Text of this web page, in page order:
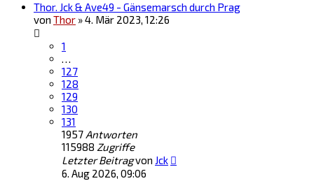
Thor. Jck & Ave49 - Gänsemarsch durch Prag
von Thor »4. Mär 2023, 12:26
1
…
127
128
129
130
131
1957 Antworten
115988 Zugriffe
Letzter Beitragvon Jck
6. Aug 2026, 09:06